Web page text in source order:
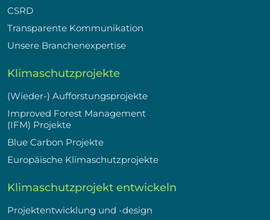
CSRD
Transparente Kommunikation
Unsere Branchenexpertise
Klimaschutzprojekte
(Wieder-) Aufforstungsprojekte
Improved Forest Management
(IFM) Projekte
Blue Carbon Projekte
Europäische Klimaschutzprojekte
Klimaschutzprojekt entwickeln
Projektentwicklung und -design